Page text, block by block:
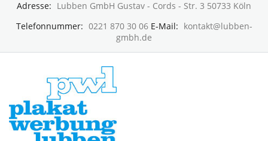
Adresse: Lubben GmbH Gustav - Cords - Str. 3 50733 Köln
Telefonnummer: 0221 870 30 06E-Mail: kontakt@lubben-
gmbh.de